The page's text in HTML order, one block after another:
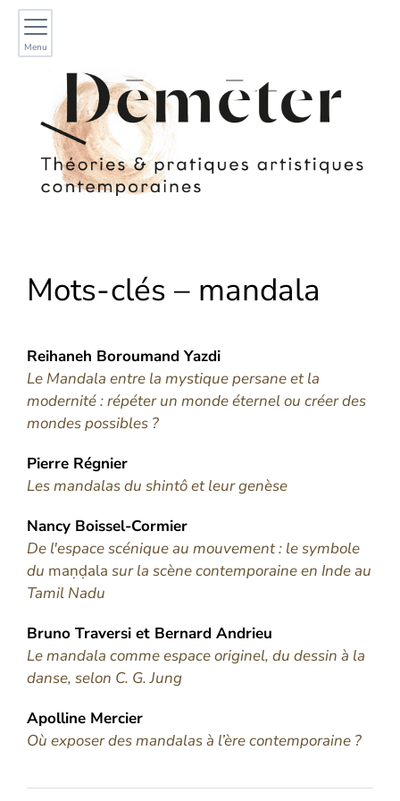
Menu
Mots-clés – mandala
Reihaneh BoroumandYazdi
Le Mandala entre la mystique persane et la
modernité : répéter un monde éternel ou créer des
mondes possibles ?
Pierre Régnier
Les mandalas du shintô et leur genèse
Nancy Boissel-Cormier
De l'espace scénique au mouvement : le symbole
du maṇḍala sur la scène contemporaine en Inde au
Tamil Nadu
Bruno Traversi et Bernard Andrieu
Le mandala comme espace originel, du dessin à la
danse, selon C. G. Jung
Apolline Mercier
Où exposer des mandalas à l’ère contemporaine ?